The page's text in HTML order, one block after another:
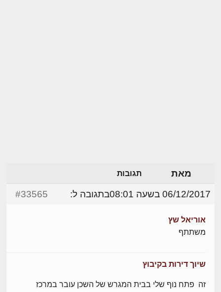
מאת תגובות
06/12/2017 בשעה 08:01 בתגובה ל: #33565
אוריאל שץ
משתתף
שיוך דירות בקיבוץ
זה פתח נוף שלי בבית המגרש של השכן עובר במרכז